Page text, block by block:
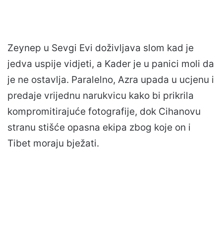
Zeynep u Sevgi Evi doživljava slom kad je
jedva uspije vidjeti, a Kader je u panici moli da
je ne ostavlja. Paralelno, Azra upada u ucjenu i
predaje vrijednu narukvicu kako bi prikrila
kompromitirajuće fotografije, dok Cihanovu
stranu stišće opasna ekipa zbog koje on i
Tibet moraju bježati.